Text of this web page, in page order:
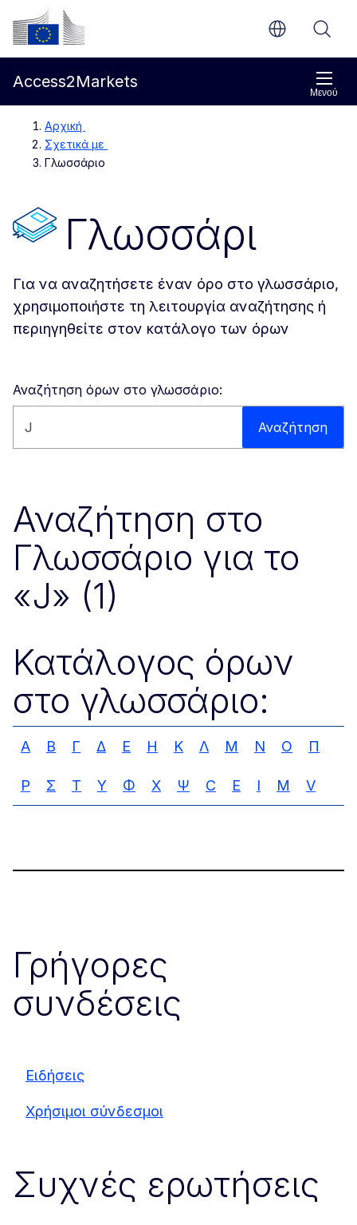
Απευθείας μετάβαση στο κύριο περιεχόμενο
Ευρωπαϊκή Επιτροπή
Μενού
Access2Markets
Αρχική
Σχετικά με
Γλωσσάριο
Γλωσσάρι
Για να αναζητήσετε έναν όρο στο γλωσσάριο,
χρησιμοποιήστε τη λειτουργία αναζήτησης ή
περιηγηθείτε στον κατάλογο των όρων
Αναζήτηση όρων στο γλωσσάριο:
Αναζήτηση στον ιστότοπο Αναζήτηση
Αναζήτηση στο
Γλωσσάριο για το
«J» (1)
Κατάλογος όρων
στο γλωσσάριο:
Α Β Γ Δ Ε Η Κ Λ Μ Ν Ο Π
Ρ Σ Τ Υ Φ Χ Ψ C E I M V
Γρήγορες
συνδέσεις
Ειδήσεις
Χρήσιμοι σύνδεσμοι
Συχνές ερωτήσεις